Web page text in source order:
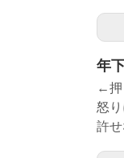
年
←押
怒
許